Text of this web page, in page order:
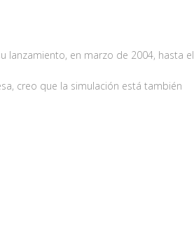
lanzamiento, en marzo de 2004, hasta el
creo que la simulación está también